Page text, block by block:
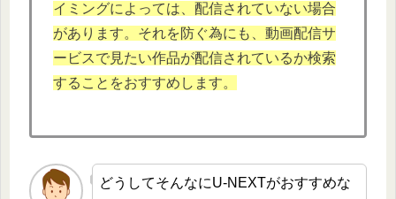
イミングによっては、配信されていない場合
があります。それを防ぐ為にも、動画配信サ
ービスで見たい作品が配信されているか検索
することをおすすめします。
どうしてそんなにU-NEXTがおすすめな